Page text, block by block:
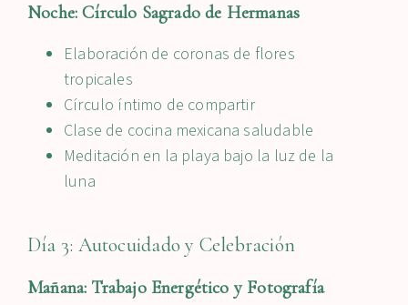
Noche: Círculo Sagrado de Hermanas
Elaboración de coronas de flores
tropicales
Círculo íntimo de compartir
Clase de cocina mexicana saludable
Meditación en la playa bajo la luz de la
luna
Día 3: Autocuidado y Celebración
Mañana: Trabajo Energético y Fotografía